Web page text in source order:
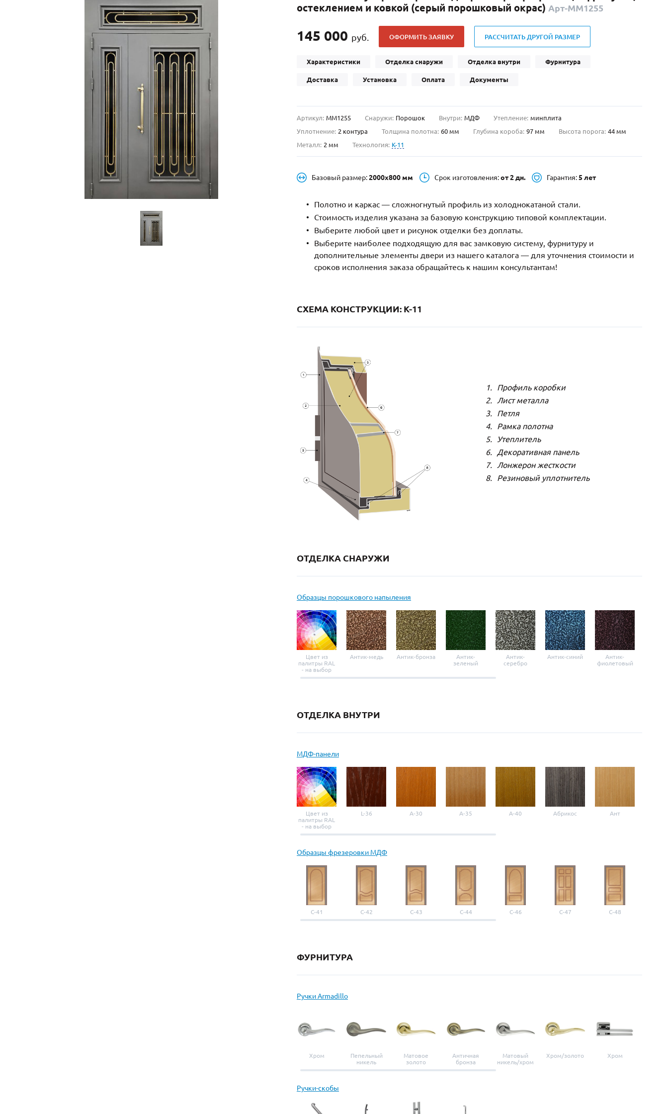
С выдавленным рисунком(35)
С металлобагетом
С геометрическим рисунком
С реечным дизайном
Для дачи
Для бани
Для общественных зданий
Для магазина
Для электрощитовой
В лифтовые холлы
С отбойником(91)
С импостами
С витражами (11)
В современном стиле
Нестандартные(479)
С фрамугой(265)
4-го класса защиты (499)
Полуторапольные
остеклением и ковкой (серый порошковый окрас) Арт-ММ1255
145 000 руб. ОФОРМИТЬ ЗАЯВКУ РАССЧИТАТЬ ДРУГОЙ РАЗМЕР
Характеристики Отделка снаружи Отделка внутри Фурнитура
Доставка Установка Оплата Документы
Артикул: ММ1255 Снаружи: Порошок Внутри: МДФ Утепление: минплита
Уплотнение: 2 контура Толщина полотна: 60 мм Глубина короба: 97 мм Высота порога: 44 мм
Металл: 2 мм Технология: K-11
Базовый размер:2000х800 мм Срок изготовления:от 2 дн. Гарантия:5 лет
Полотно и каркас — сложногнутый профиль из холоднокатаной стали.
Стоимость изделия указана за базовую конструкцию типовой комплектации.
Выберите любой цвет и рисунок отделки без доплаты.
Выберите наиболее подходящую для вас замковую систему, фурнитуру и
дополнительные элементы двери из нашего каталога — для уточнения стоимости и
сроков исполнения заказа обращайтесь к нашим консультантам!
СХЕМА КОНСТРУКЦИИ: K-11
Профиль коробки
Лист металла
Петля
Рамка полотна
Утеплитель
Декоративная панель
Лонжерон жесткости
Резиновый уплотнитель
ОТДЕЛКА СНАРУЖИ
Образцы порошкового напыления
Цвет из
палитры RAL
- на выбор
Антик-медь Антик-бронза
Антик-
зеленый
Антик-
серебро
Антик-синий
Антик-
фиолетовый
ОТДЕЛКА ВНУТРИ
МДФ-панели
Цвет из
палитры RAL
- на выбор
L-36 A-30 A-35 A-40 Абрикос Ант
Образцы фрезеровки МДФ
С-41 С-42 С-43 С-44 С-46 С-47 С-48
ФУРНИТУРА
Ручки Armadillo
Хром
Пепельный
никель
Матовое
золото
Античная
бронза
Матовый
никель/хром
Хром/золото Хром
Ручки-скобы